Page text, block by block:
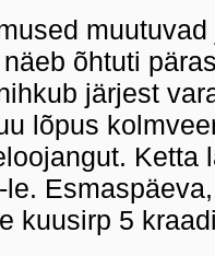
õhtuti
järjest
lõpus
Ketta
kuusirp 5